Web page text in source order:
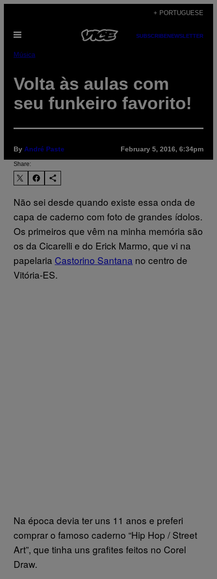
content
+ PORTUGUESE
Open
SUBSCRIBENEWSLETTER
Música
Volta às aulas com
seu funkeiro favorito!
By André Paste February 5, 2016, 6:34pm
Share:
Não sei desde quando existe essa onda de
capa de caderno com foto de grandes ídolos.
Os primeiros que vêm na minha memória são
os da Cicarelli e do Erick Marmo, que vi na
papelaria Castorino Santana no centro de
Vitória-ES.
Na época devia ter uns 11 anos e preferi
comprar o famoso caderno “Hip Hop / Street
Art”, que tinha uns grafites feitos no Corel
Draw.